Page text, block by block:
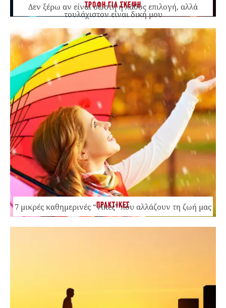
ΤΡΟΦΗ ΓΙΑ ΣΚΕΨΗ
Δεν ξέρω αν είναι σωστή ή λάθος επιλογή, αλλά
τουλάχιστον είναι δική μου
ΠΡΑΚΤΙΚΕΣ
7 μικρές καθημερινές “νίκες” που αλλάζουν τη ζωή μας